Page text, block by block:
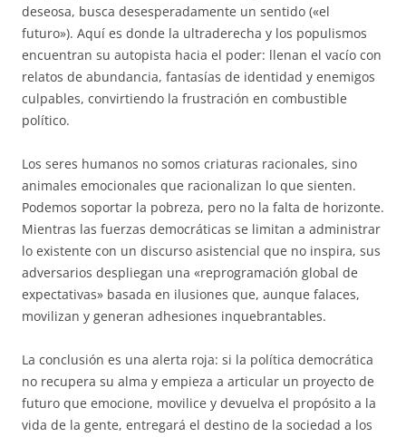
deseosa, busca desesperadamente un sentido («el
futuro»). Aquí es donde la ultraderecha y los populismos
encuentran su autopista hacia el poder: llenan el vacío con
relatos de abundancia, fantasías de identidad y enemigos
culpables, convirtiendo la frustración en combustible
político.
Los seres humanos no somos criaturas racionales, sino
animales emocionales que racionalizan lo que sienten.
Podemos soportar la pobreza, pero no la falta de horizonte.
Mientras las fuerzas democráticas se limitan a administrar
lo existente con un discurso asistencial que no inspira, sus
adversarios despliegan una «reprogramación global de
expectativas» basada en ilusiones que, aunque falaces,
movilizan y generan adhesiones inquebrantables.
La conclusión es una alerta roja: si la política democrática
no recupera su alma y empieza a articular un proyecto de
futuro que emocione, movilice y devuelva el propósito a la
vida de la gente, entregará el destino de la sociedad a los